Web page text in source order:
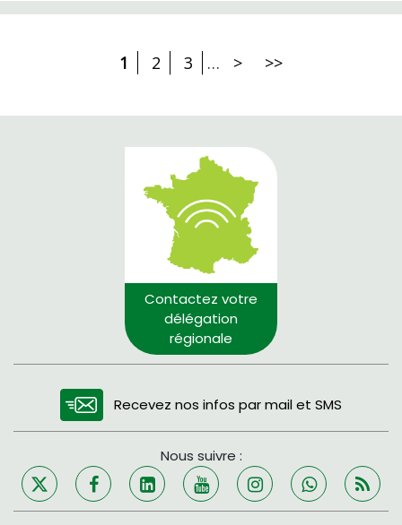
1 2 3 … > >>
Contactez votre
délégation
régionale
Recevez nos infos par mail et SMS
Nous suivre :